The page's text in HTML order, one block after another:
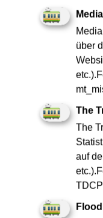
Keine passende
Wir freuen uns
gemeinsam finden
unserem Team!
über
The
The
auf